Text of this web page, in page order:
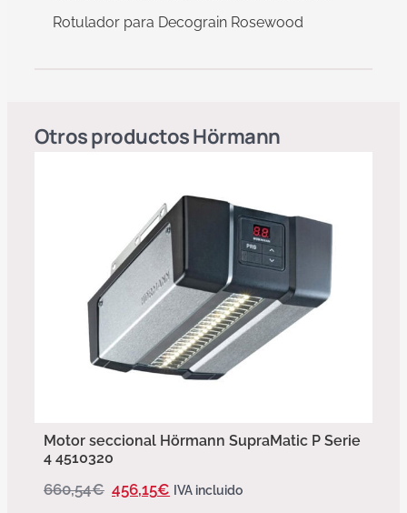
Rotulador para Decograin Rosewood
Otros productosHörmann
Motor seccional Hörmann SupraMatic P Serie
4 4510320
660,54€ 456,15€ IVA incluido